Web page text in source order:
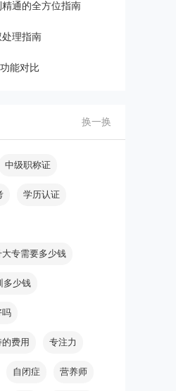
通的全方位指南
理指南
能对比
换一换
中级职称证
学历认证
专需要多少钱
多少钱
吗
费用 专注力
自闭症 营养师